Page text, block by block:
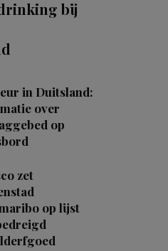
bij
in Duitsland:
over
op
zet
op lijst